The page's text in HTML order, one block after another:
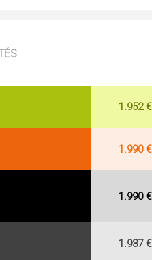
1.952 €
1.990 €
1.990 €
1.937 €